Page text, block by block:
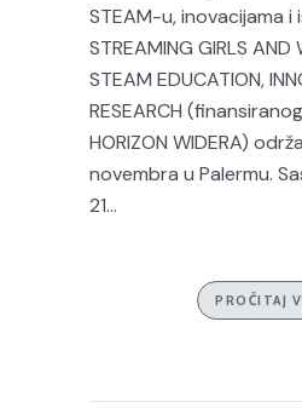
STEAM-u, inovacijama i
STREAMING GIRLS AND
STEAM EDUCATION,
RESEARCH
HORIZON WIDERA)
novembra u Palermu.
21...
PROČITAJ